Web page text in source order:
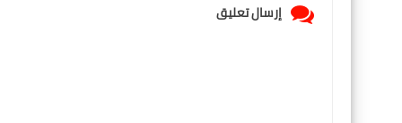
إرسال تعليق